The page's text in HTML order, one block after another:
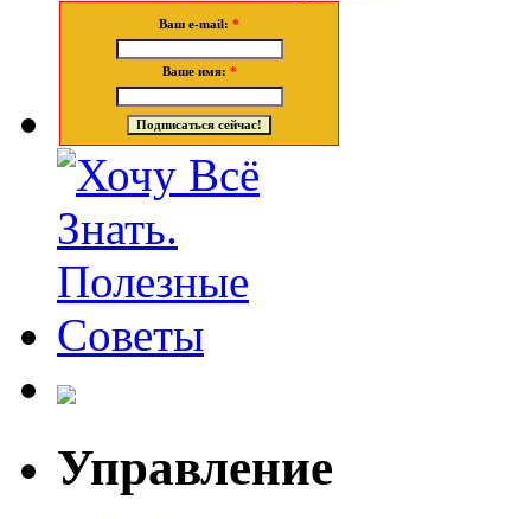
Ваш e-mail: *
Ваше имя: *
Управление